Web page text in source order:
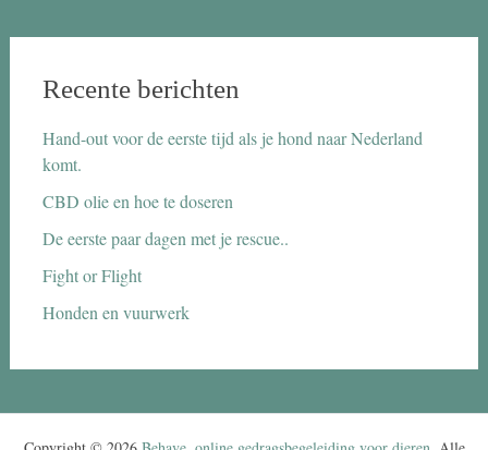
Recente berichten
Hand-out voor de eerste tijd als je hond naar Nederland
komt.
CBD olie en hoe te doseren
De eerste paar dagen met je rescue..
Fight or Flight
Honden en vuurwerk